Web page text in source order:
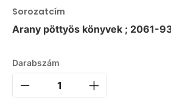
Sorozatcím
Arany pöttyös könyvek ; 2061-
Darabszám